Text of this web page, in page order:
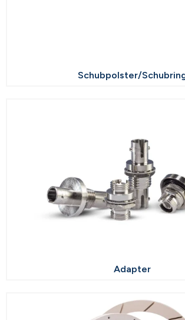
Schubpolster/
Adapter